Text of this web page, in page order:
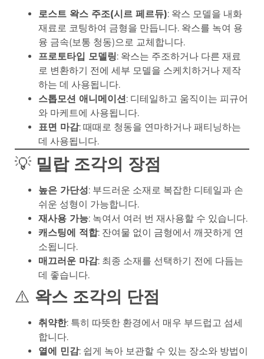
로스트 왁스 주조(시르 페르듀): 왁스 모델을 내화
재료로 코팅하여 금형을 만듭니다. 왁스를 녹여 용
융 금속(보통 청동)으로 교체합니다.
프로토타입 모델링: 왁스는 주조하거나 다른 재료
로 변환하기 전에 세부 모델을 스케치하거나 제작
하는 데 사용됩니다.
스톱모션 애니메이션: 디테일하고 움직이는 피규어
와 마케트에 사용됩니다.
표면 마감: 때때로 청동을 연마하거나 패티닝하는
데 사용됩니다.
💡 밀랍 조각의 장점
높은 가단성: 부드러운 소재로 복잡한 디테일과 손
쉬운 성형이 가능합니다.
재사용 가능: 녹여서 여러 번 재사용할 수 있습니다.
캐스팅에 적합: 잔여물 없이 금형에서 깨끗하게 연
소됩니다.
매끄러운 마감: 최종 소재를 선택하기 전에 다듬는
데 좋습니다.
⚠️ 왁스 조각의 단점
취약한: 특히 따뜻한 환경에서 매우 부드럽고 섬세
합니다.
열에 민감: 쉽게 녹아 보관할 수 있는 장소와 방법이